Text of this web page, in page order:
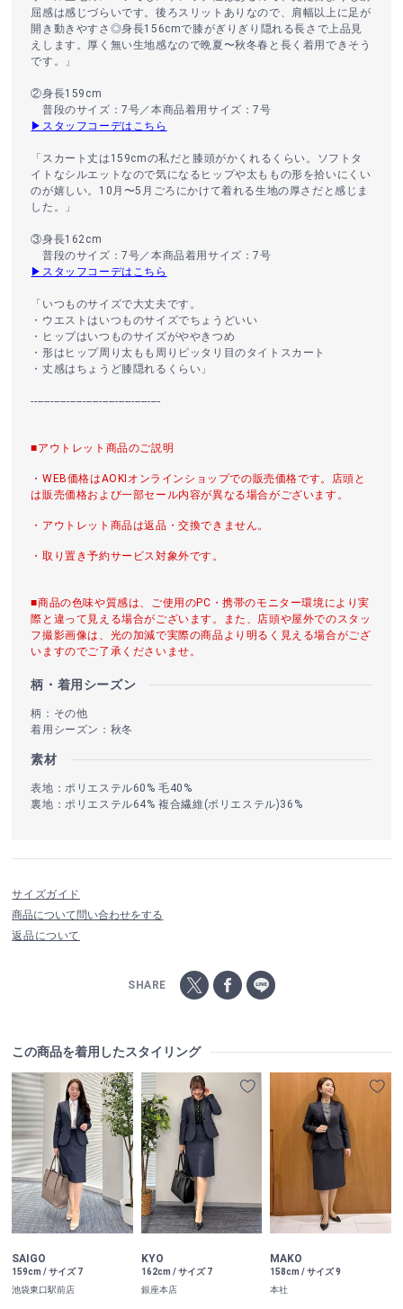
屈感は感じづらいです。後ろスリットありなので、肩幅以上に足が
開き動きやすさ◎身長156cmで膝がぎりぎり隠れる長さで上品見
えします。厚く無い生地感なので晩夏〜秋冬春と長く着用できそう
です。」
②身長159cm
普段のサイズ：7号／本商品着用サイズ：7号
▶スタッフコーデはこちら
「スカート丈は159cmの私だと膝頭がかくれるくらい。ソフトタ
イトなシルエットなので気になるヒップや太ももの形を拾いにくい
のが嬉しい。10月〜5月ごろにかけて着れる生地の厚さだと感じま
した。」
③身長162cm
普段のサイズ：7号／本商品着用サイズ：7号
▶スタッフコーデはこちら
「いつものサイズで大丈夫です。
・ウエストはいつものサイズでちょうどいい
・ヒップはいつものサイズがややきつめ
・形はヒップ周り太もも周りピッタリ目のタイトスカート
・丈感はちょうど膝隠れるくらい」
----------------------------------------
■アウトレット商品のご説明
・WEB価格はAOKIオンラインショップでの販売価格です。店頭と
は販売価格および一部セール内容が異なる場合がございます。
・アウトレット商品は返品・交換できません。
・取り置き予約サービス対象外です。
■商品の色味や質感は、ご使用のPC・携帯のモニター環境により実
際と違って見える場合がございます。また、店頭や屋外でのスタッ
フ撮影画像は、光の加減で実際の商品より明るく見える場合がござ
いますのでご了承くださいませ。
柄・着用シーズン
柄：その他
着用シーズン：秋冬
素材
表地：ポリエステル60% 毛40%
裏地：ポリエステル64% 複合繊維(ポリエステル)36%
サイズガイド
商品について問い合わせをする
返品について
SHARE
この商品を着用したスタイリング
SAIGO
159cm / サイズ 7
池袋東口駅前店
KYO
162cm / サイズ 7
銀座本店
MAKO
158cm / サイズ 9
本社